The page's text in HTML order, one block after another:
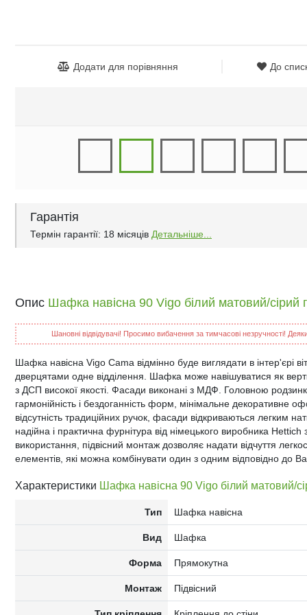
Додати для порівняння До
Гарантія
Термін гарантії: 18 місяців Детальніше...
Опис Шафка навісна 90 Vigo білий матовий/сірий
Шановні відвідувачі! Просимо вибачення за тимчасові незручності!
Шафка навісна Vigo Cama відмінно буде виглядати в інтер'єрі
дверцятами одне відділення. Шафка може навішуватися як
з ДСП високої якості. Фасади виконані з МДФ. Головною
гармонійність і бездоганність форм, мінімальне декоративне
відсутність традиційних ручок, фасади відкриваються легким
надійна і практична фурнітура від німецького виробника
використання, підвісний монтаж дозволяє надати відчуття
елементів, які можна комбінувати один з одним відповідно до
Характеристики Шафка навісна 90 Vigo білий матовий/
Тип Шафка навісна
Вид Шафка
Форма Прямокутна
Монтаж Підвісний